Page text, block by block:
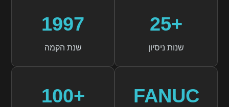
1997
שנת הקמה
25+
שנות ניסיון
100+ FANUC